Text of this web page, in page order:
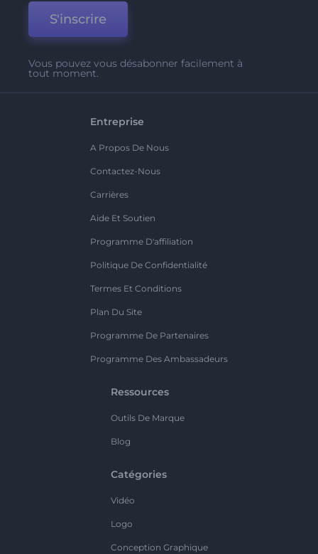
S'inscrire
Vous pouvez vous désabonner facilement à
tout moment.
Entreprise
A Propos De Nous
Contactez-Nous
Carrières
Aide Et Soutien
Programme D'affiliation
Politique De Confidentialité
Termes Et Conditions
Plan Du Site
Programme De Partenaires
Programme Des Ambassadeurs
Ressources
Outils De Marque
Blog
Catégories
Vidéo
Logo
Conception Graphique